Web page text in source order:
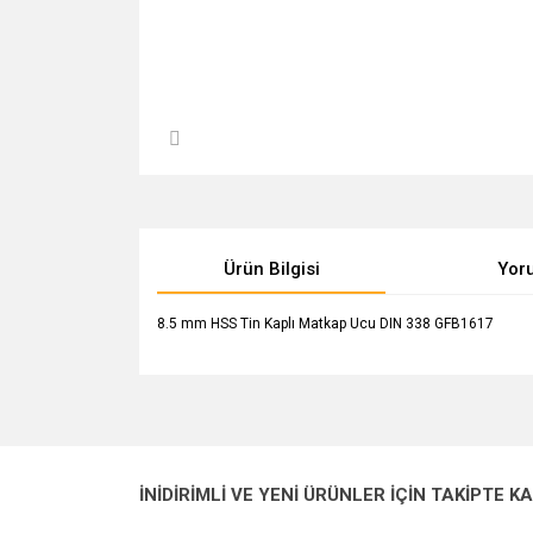
Ürün Bilgisi
8.5 mm HSS Tin Kaplı Matkap Ucu DIN 338 GFB1617
Ürün açıklamasında eksik bilgiler bulunuyor.
İNİDİRİMLİ VE YENİ ÜRÜNLER İÇİN TAKİPTE